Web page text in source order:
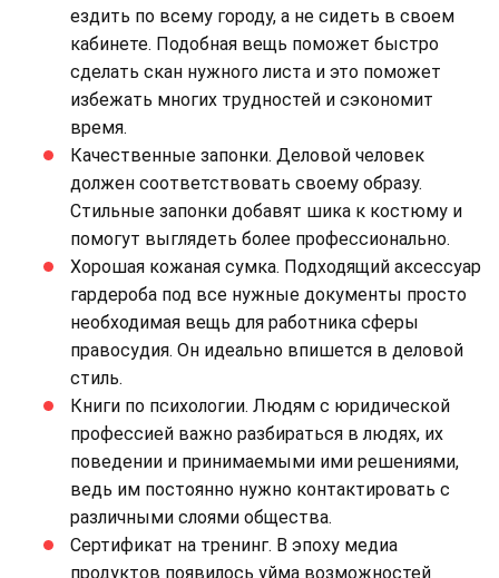
ездить по всему городу, а не сидеть в своем
кабинете. Подобная вещь поможет быстро
сделать скан нужного листа и это поможет
избежать многих трудностей и сэкономит
время.
Качественные запонки. Деловой человек
должен соответствовать своему образу.
Стильные запонки добавят шика к костюму и
помогут выглядеть более профессионально.
Хорошая кожаная сумка. Подходящий аксессуар
гардероба под все нужные документы просто
необходимая вещь для работника сферы
правосудия. Он идеально впишется в деловой
стиль.
Книги по психологии. Людям с юридической
профессией важно разбираться в людях, их
поведении и принимаемыми ими решениями,
ведь им постоянно нужно контактировать с
различными слоями общества.
Сертификат на тренинг. В эпоху медиа
продуктов появилось уйма возможностей